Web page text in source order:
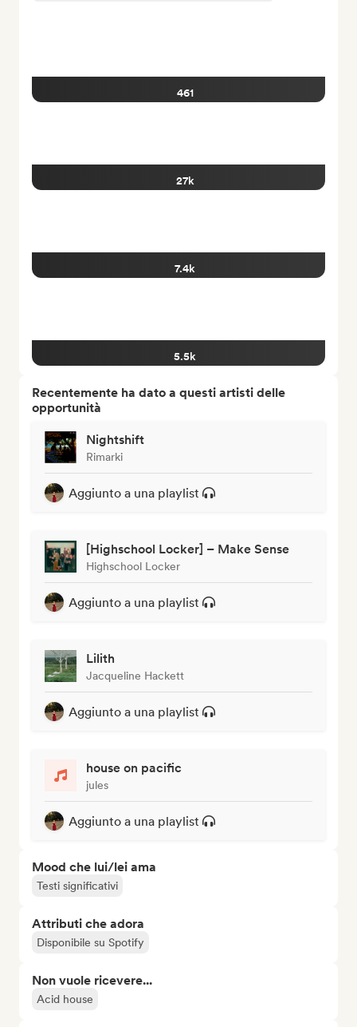
461
27k
7.4k
5.5k
Recentemente ha dato a questi artisti delle
opportunità
Nightshift
Rimarki
Aggiunto a una playlist
[Highschool Locker] – Make Sense
Highschool Locker
Aggiunto a una playlist
Lilith
Jacqueline Hackett
Aggiunto a una playlist
house on pacific
jules
Aggiunto a una playlist
Mood che lui/lei ama
Testi significativi
Attributi che adora
Disponibile su Spotify
Non vuole ricevere...
Acid house